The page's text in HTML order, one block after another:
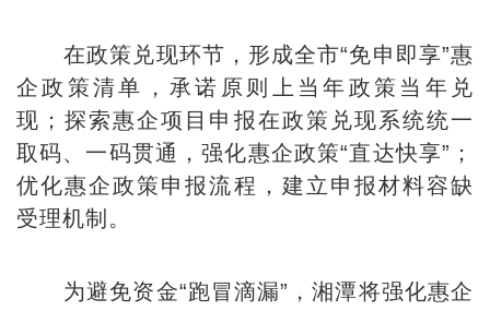
在政策兑现环节，形成全市“免申即享”惠
企政策清单，承诺原则上当年政策当年兑
现；探索惠企项目申报在政策兑现系统统一
取码、一码贯通，强化惠企政策“直达快享”；
优化惠企政策申报流程，建立申报材料容缺
受理机制。
为避免资金“跑冒滴漏”，湘潭将强化惠企